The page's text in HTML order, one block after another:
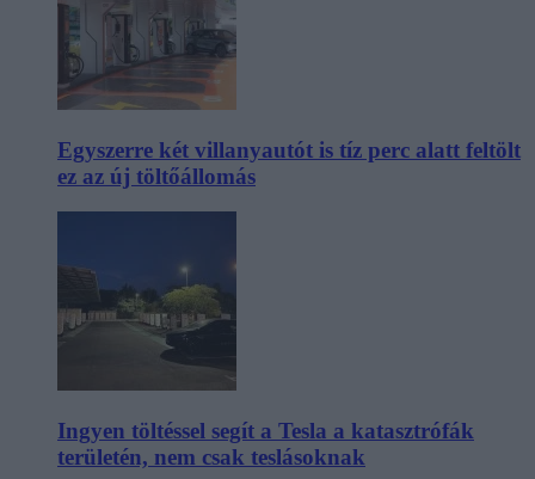
Egyszerre két villanyautót is tíz perc alatt feltölt
ez az új töltőállomás
Ingyen töltéssel segít a Tesla a katasztrófák
területén, nem csak teslásoknak